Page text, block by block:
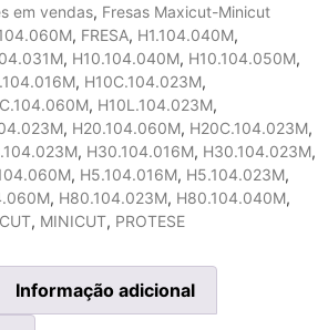
em vendas, Fresas Maxicut-Minicut
, FRESA, H1.104.040M,
, H10.104.040M, H10.104.050M,
, H10C.104.023M,
, H10L.104.023M,
, H20.104.060M, H20C.104.023M,
, H30.104.016M, H30.104.023M,
, H5.104.016M, H5.104.023M,
, H80.104.023M, H80.104.040M,
, MINICUT, PROTESE
Informação adicional